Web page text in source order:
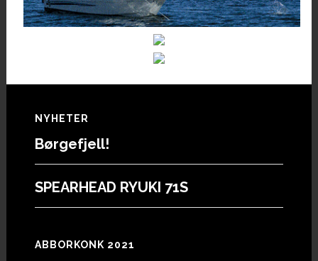
Footer
NYHETER
Børgefjell!
SPEARHEAD RYUKI 71S
ABBORKONK 2021